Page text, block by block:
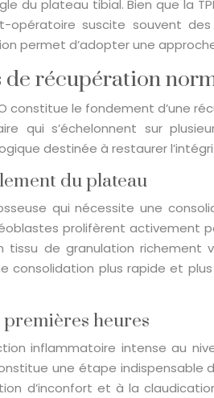
du plateau tibial. Bien que la
suscite souvent
permet d’adopter une
de récupération
constitue le fondement d’une
qui s’échelonnent sur
destinée à restaurer
du plateau
qui nécessite une
prolifèrent activement
de granulation richement
plus rapide et
heures
inflammatoire intense au
une étape indispensable
d’inconfort et à la